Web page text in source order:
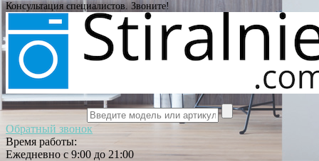
Консультация специалистов. Звоните!
Обратный звонок
Время работы:
Ежедневно с 9:00 до 21:00